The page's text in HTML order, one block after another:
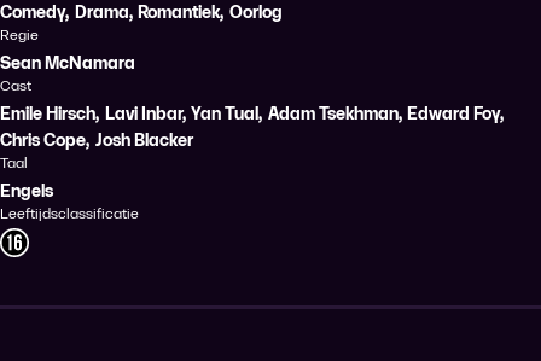
Comedy, Drama, Romantiek, Oorlog
Regie
Sean McNamara
Cast
Emile Hirsch, Lavi Inbar, Yan Tual , Adam Tsekhman, Edward Foy,
Chris Cope, Josh Blacker
Taal
Engels
Leeftijdsclassificatie